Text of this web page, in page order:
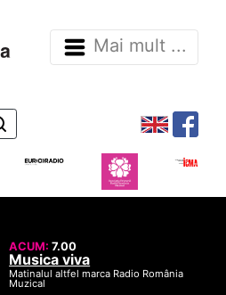
Mai mult ...
ACUM:7.00
Musica viva
Matinalul altfel marca Radio România
Muzical